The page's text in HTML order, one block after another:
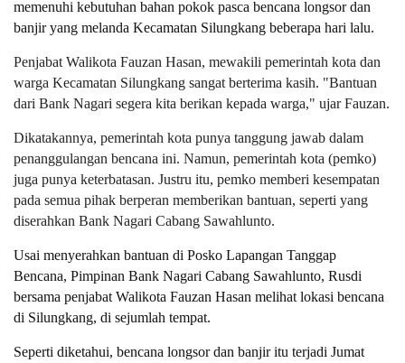
memenuhi kebutuhan bahan pokok pasca bencana longsor dan
banjir yang melanda Kecamatan Silungkang beberapa hari lalu.
Penjabat Walikota Fauzan Hasan, mewakili pemerintah kota dan
warga Kecamatan Silungkang sangat berterima kasih. "Bantuan
dari Bank Nagari segera kita berikan kepada warga," ujar Fauzan.
Dikatakannya, pemerintah kota punya tanggung jawab dalam
penanggulangan bencana ini. Namun, pemerintah kota (pemko)
juga punya keterbatasan. Justru itu, pemko memberi kesempatan
pada semua pihak berperan memberikan bantuan, seperti yang
diserahkan Bank Nagari Cabang Sawahlunto.
Usai menyerahkan bantuan di Posko Lapangan Tanggap
Bencana, Pimpinan Bank Nagari Cabang Sawahlunto, Rusdi
bersama penjabat Walikota Fauzan Hasan melihat lokasi bencana
di Silungkang, di sejumlah tempat.
Seperti diketahui, bencana longsor dan banjir itu terjadi Jumat